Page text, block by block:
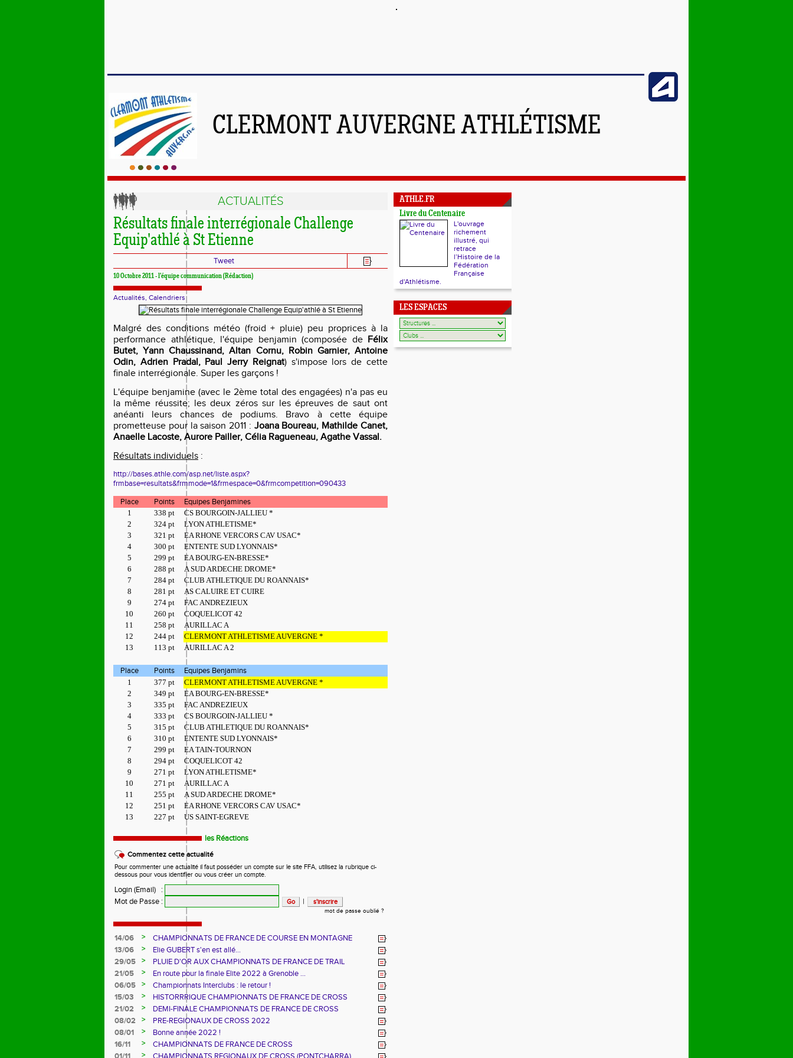
CLERMONT AUVERGNE ATHLÉTISME
ACTUALITÉS
Résultats finale interrégionale Challenge
Equip'athlé à St Etienne
Tweet
10 Octobre 2011 - l'équipe communication (Rédaction)
Actualités, Calendriers
Malgré des conditions météo (froid + pluie) peu proprices à la
performance athlétique, l'équipe benjamin (composée de Félix
Butet, Yann Chaussinand, Altan Cornu, Robin Garnier, Antoine
Odin, Adrien Pradal, Paul Jerry Reignat) s'impose lors de cette
finale interrégionale. Super les garçons !
L'équipe benjamine (avec le 2ème total des engagées) n'a pas eu
la même réussite; les deux zéros sur les épreuves de saut ont
anéanti leurs chances de podiums. Bravo à cette équipe
prometteuse pour la saison 2011 : Joana Boureau, Mathilde Canet,
Anaelle Lacoste, Aurore Pailler, Célia Ragueneau, Agathe Vassal.
Résultats individuels :
http://bases.athle.com/asp.net/liste.aspx?
frmbase=resultats&frmmode=1&frmespace=0&frmcompetition=090433
Place
Points Equipes Benjamines
1 338 pt
CS BOURGOIN-JALLIEU *
2
324 pt
LYON ATHLETISME*
3
321 pt
EA RHONE VERCORS CAV USAC*
4
300 pt
ENTENTE SUD LYONNAIS*
5
299 pt
EA BOURG-EN-BRESSE*
6
288 pt
A SUD ARDECHE DROME*
7
284 pt
CLUB ATHLETIQUE DU ROANNAIS*
8
281 pt
AS CALUIRE ET CUIRE
9
274 pt
FAC ANDREZIEUX
10
260 pt
COQUELICOT 42
11
258 pt
AURILLAC A
12
244 pt
CLERMONT ATHLETISME AUVERGNE *
13
113 pt AURILLAC A 2
Place Points Equipes Benjamins
1 377 pt
CLERMONT ATHLETISME AUVERGNE *
2
349 pt
EA BOURG-EN-BRESSE*
3
335 pt
FAC ANDREZIEUX
4
333 pt
CS BOURGOIN-JALLIEU *
5
315 pt
CLUB ATHLETIQUE DU ROANNAIS*
6
310 pt
ENTENTE SUD LYONNAIS*
7
299 pt
EA TAIN-TOURNON
8
294 pt
COQUELICOT 42
9
271 pt
LYON ATHLETISME*
10
271 pt
AURILLAC A
11
255 pt
A SUD ARDECHE DROME*
12
251 pt
EA RHONE VERCORS CAV USAC*
13
227 pt US SAINT-EGREVE
les Réactions
Commentez cette actualité
Pour commenter une actualité il faut posséder un compte sur le site FFA, utilisez la rubrique ci-
dessous pour vous identifier ou vous créer un compte.
Login (Email)
:
Mot de Passe : |
mot de passe oublié ?
14/06 >
CHAMPIONNATS DE FRANCE DE COURSE EN MONTAGNE
13/06
>
Elie GUBERT s'en est allé...
29/05
>
PLUIE D'OR AUX CHAMPIONNATS DE FRANCE DE TRAIL
21/05
>
En route pour la finale Elite 2022 à Grenoble ...
06/05
>
Championnats Interclubs : le retour !
15/03
>
HISTORRRIQUE CHAMPIONNATS DE FRANCE DE CROSS
21/02
>
DEMI-FINALE CHAMPIONNATS DE FRANCE DE CROSS
08/02
>
PRE-REGIONAUX DE CROSS 2022
08/01
>
Bonne année 2022 !
16/11
>
CHAMPIONNATS DE FRANCE DE CROSS
>
ATHLE.FR
Livre du Centenaire
L'ouvrage
richement
illustré, qui
retrace
l’Histoire de la
Fédération
Française
d'Athlétisme.
LES ESPACES